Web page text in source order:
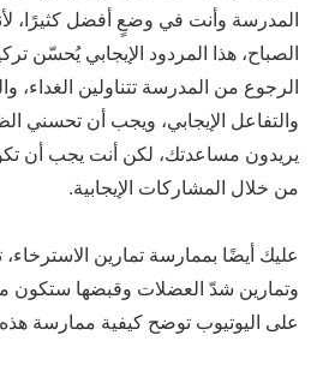
المدرسة وأنت في وضعٍ أفضل كثيرًا،
الصباح، هذا المردود الإيجابي يُحسّن
الرجوع من المدرسة تتناولين الغداء،
والتفاعل الإيجابي، ويجب أن تحسني
يريدون مساعدتك، لكن أنت يجب أن
من خلال المشاركات الإيجابية.
عليك أيضًا بممارسة تمارين
وتمارين شدّ العضلات وقبضها ستكون
على اليوتيوب توضح كيفية ممارسة هذه